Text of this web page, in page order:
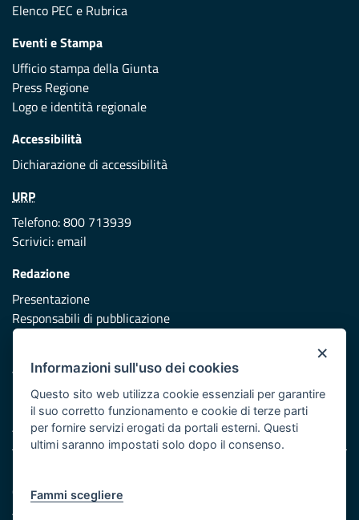
Elenco PEC e Rubrica
Eventi e Stampa
Ufficio stampa della Giunta
Press Regione
Logo e identità regionale
Accessibilità
Dichiarazione di accessibilità
URP
Telefono: 800 713939
Scrivici:email
Redazione
Presentazione
Responsabili di pubblicazione
Vai al sito di Protezione Civile Puglia
Iniziativa finanziata con risorse del POR Puglia 2014/2020 -
Asse XI
Cookie e privacy
Atti di notifica
×
Informazioni sull'uso dei cookies
Questo sito web utilizza cookie essenziali per garantire
il suo corretto funzionamento e cookie di terze parti
per fornire servizi erogati da portali esterni. Questi
ultimi saranno impostati solo dopo il consenso.
Fammi scegliere